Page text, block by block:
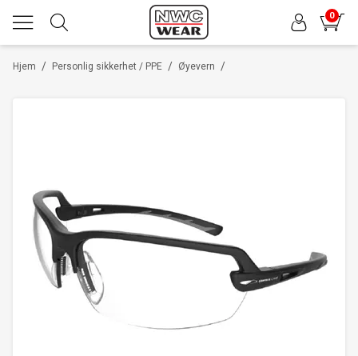
0
/
Hjem /
Personlig sikkerhet / PPE /
Øyevern